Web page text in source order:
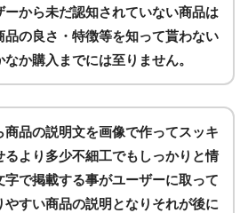
ーから未だ認知されていない商品は
品の良さ・特徴等を知って貰わない
なか購入までには至りません。
商品の説明文を画像で作ってスッキ
るより多少不細工でもしっかりと情
字で掲載する事がユーザーに取って
やすい商品の説明となりそれが後に